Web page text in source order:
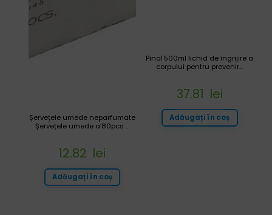
Pinol 500ml lichid de îngrijire a
corpului pentru prevenir...
37.81 lei
Adăugați în coș
Șervețele umede neparfumate
Șervețele umede a’80pcs ...
12.82 lei
Adăugați în coș